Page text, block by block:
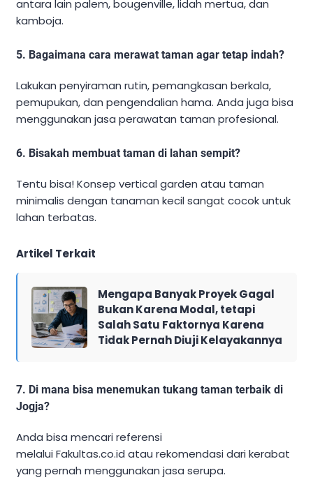
antara lain palem, bougenville, lidah mertua, dan
kamboja.
5. Bagaimana cara merawat taman agar tetap indah?
Lakukan penyiraman rutin, pemangkasan berkala,
pemupukan, dan pengendalian hama. Anda juga bisa
menggunakan jasa perawatan taman profesional.
6. Bisakah membuat taman di lahan sempit?
Tentu bisa! Konsep vertical garden atau taman
minimalis dengan tanaman kecil sangat cocok untuk
lahan terbatas.
Artikel Terkait
Mengapa Banyak Proyek Gagal
Bukan Karena Modal, tetapi
Salah Satu Faktornya Karena
Tidak Pernah Diuji Kelayakannya
7. Di mana bisa menemukan tukang taman terbaik di
Jogja?
Anda bisa mencari referensi
melalui Fakultas.co.id atau rekomendasi dari kerabat
yang pernah menggunakan jasa serupa.